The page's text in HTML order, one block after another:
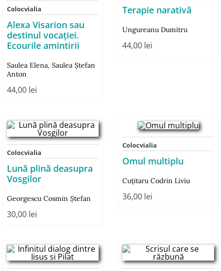
Colocvialia
Alexa Visarion sau
destinul vocaţiei.
Ecourile amintirii
Saulea Elena,Saulea Ştefan
Anton
44,00 lei
Terapie narativă
Ungureanu Dumitru
44,00 lei
Colocvialia
Lună plină deasupra
Vosgilor
Georgescu Cosmin Ştefan
30,00 lei
Colocvialia
Omul multiplu
Cuţitaru Codrin Liviu
36,00 lei